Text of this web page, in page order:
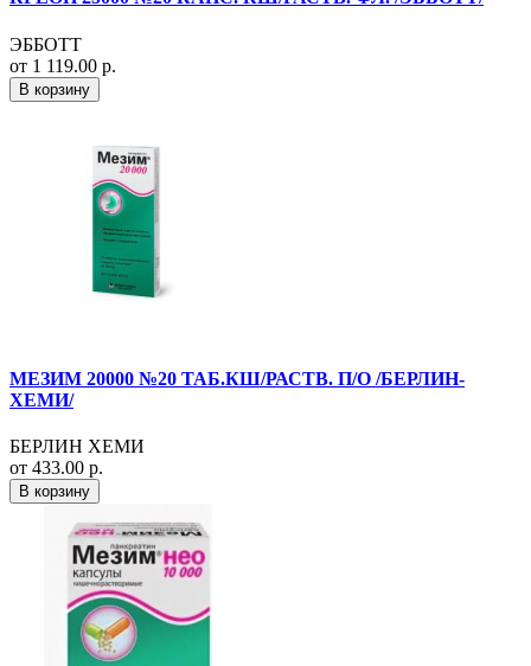
ЭББОТТ
от 1 119.00 р.
В корзину
МЕЗИМ 20000 №20 ТАБ.КШ/РАСТВ. П/О /БЕРЛИН-
ХЕМИ/
БЕРЛИН ХЕМИ
от 433.00 р.
В корзину